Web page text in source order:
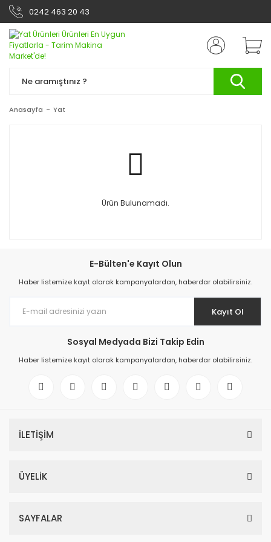
0242 463 20 43
Anasayfa Yat
Ürün Bulunamadı.
E-Bülten'e Kayıt Olun
Haber listemize kayıt olarak kampanyalardan, haberdar olabilirsiniz.
Kayıt Ol
Sosyal Medyada Bizi Takip Edin
Haber listemize kayıt olarak kampanyalardan, haberdar olabilirsiniz.
İLETİŞİM
ÜYELİK
SAYFALAR